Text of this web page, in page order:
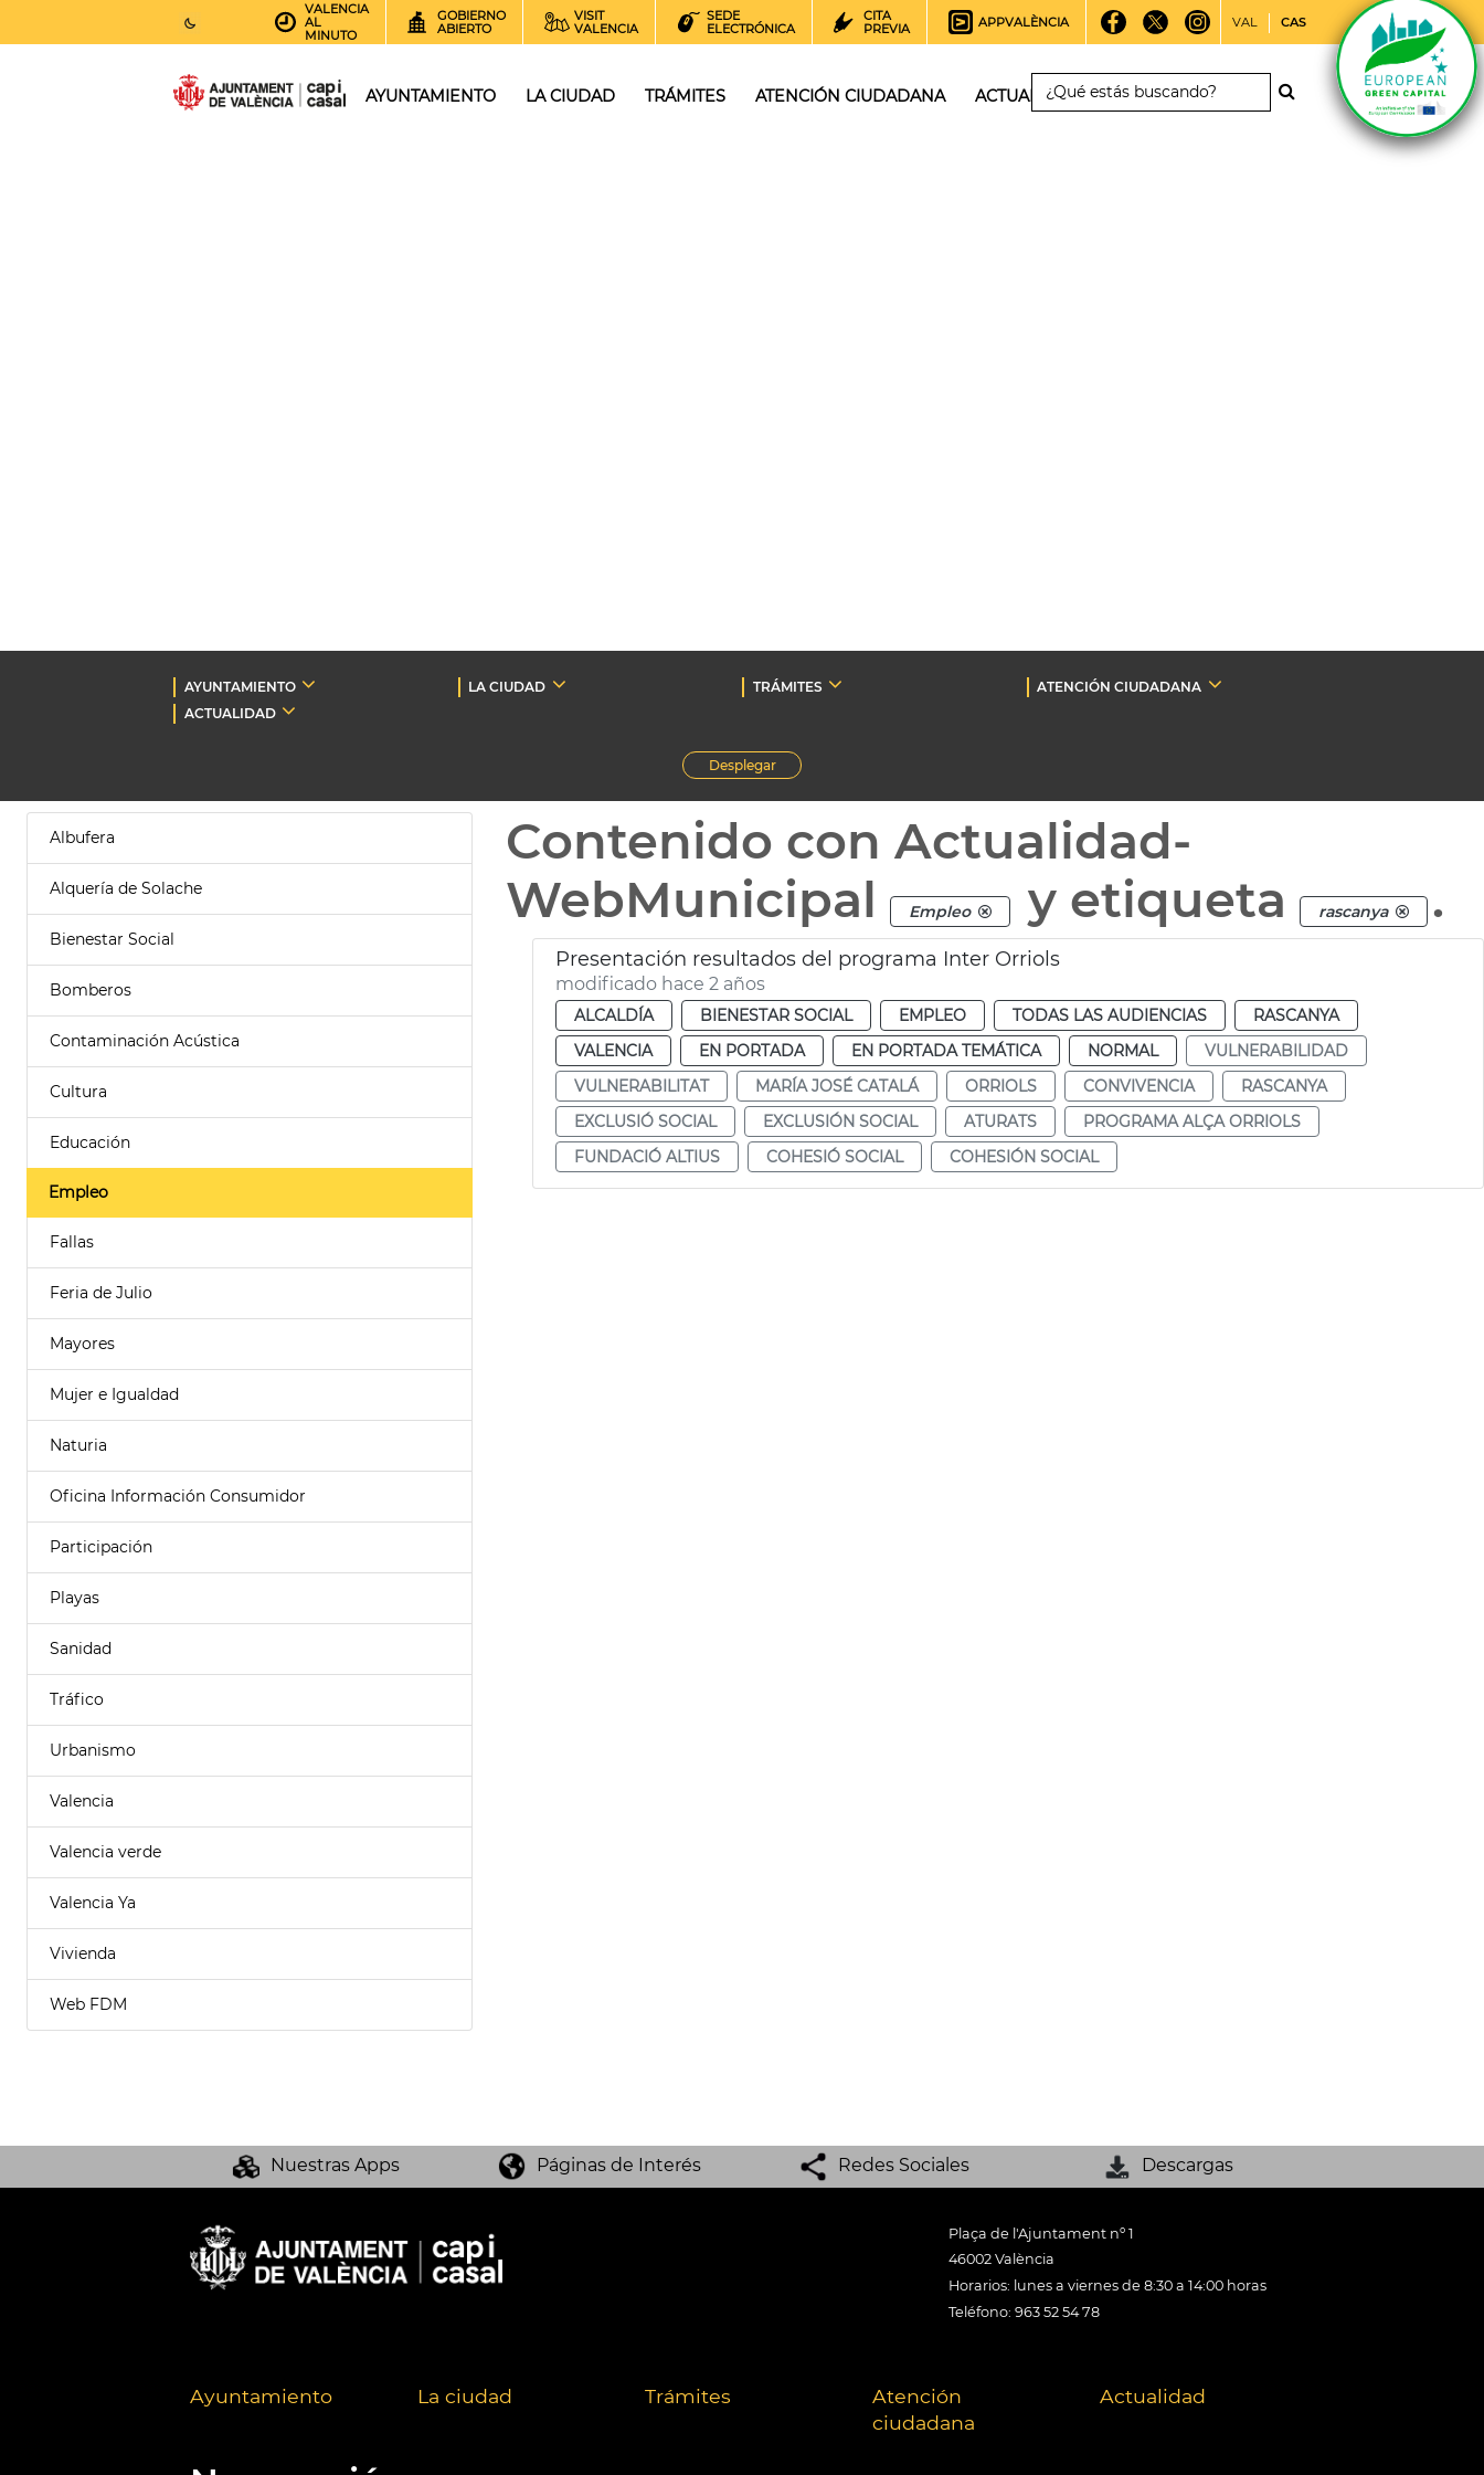
AEMET.GRADOS
VALENCIA
AL
MINUTO
GOBIERNO
ABIERTO
VISIT
VALENCIA
SEDE
ELECTRÓNICA
CITA
PREVIA
APPVALÈNCIA VAL CAS
AYUNTAMIENTO LA CIUDAD TRÁMITES ATENCIÓN CIUDADANA ACTUALIDAD
AYUNTAMIENTO LA CIUDAD TRÁMITES
ATENCIÓN CIUDADANA
ACTUALIDAD
Desplegar
Albufera
Alquería de Solache
Bienestar Social
Bomberos
Contaminación Acústica
Cultura
Educación
Empleo
Fallas
Feria de Julio
Mayores
Mujer e Igualdad
Naturia
Oficina Información Consumidor
Participación
Playas
Sanidad
Tráfico
Urbanismo
Valencia
Valencia verde
Valencia Ya
Vivienda
Web FDM
Contenido con Actualidad-
WebMunicipal
Empleo y etiqueta rascanya .
Presentación resultados del programa Inter Orriols
modificado hace 2 años
ALCALDÍA BIENESTAR SOCIAL EMPLEO TODAS LAS AUDIENCIAS
RASCANYA
VALENCIA
EN PORTADA EN PORTADA TEMÁTICA NORMAL
VULNERABILIDAD
VULNERABILITAT
MARÍA JOSÉ CATALÁ ORRIOLS CONVIVENCIA
RASCANYA
EXCLUSIÓ SOCIAL
EXCLUSIÓN SOCIAL ATURATS
PROGRAMA ALÇA ORRIOLS
FUNDACIÓ ALTIUS
COHESIÓ SOCIAL COHESIÓN SOCIAL
Nuestras Apps Páginas de Interés Redes Sociales Descargas
Plaça de l'Ajuntament nº 1
46002 València
Horarios: lunes a viernes de 8:30 a 14:00 horas
Teléfono: 963 52 54 78
Ayuntamiento La ciudad Trámites
Atención
ciudadana
Actualidad